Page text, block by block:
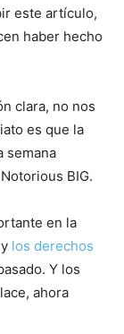
este artículo,
haber hecho
clara, no nos
es que la
semana
BIG.
en la
los derechos
Y los
ahora